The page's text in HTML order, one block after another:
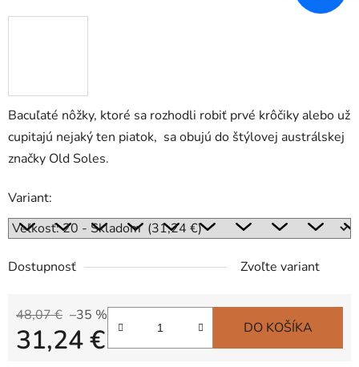
Bacuľaté nôžky, ktoré sa rozhodli robiť prvé krôčiky alebo už
cupitajú nejaký ten piatok, sa obujú do štýlovej austrálskej
značky Old Soles.
Variant:
Dostupnosť Zvoľte variant
48,07 € –35 %
31,24 € DO KOŠÍKA